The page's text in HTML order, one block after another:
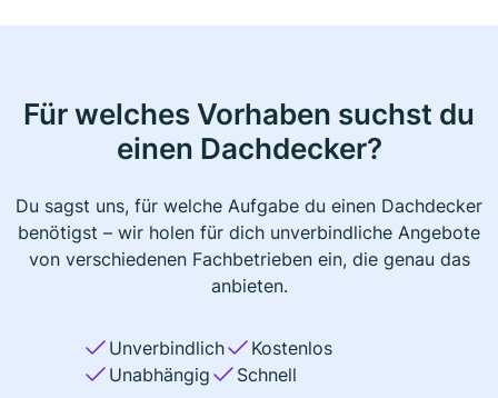
Für welches Vorhaben suchst du
einen Dachdecker?
Du sagst uns, für welche Aufgabe du einen Dachdecker
benötigst – wir holen für dich unverbindliche Angebote
von verschiedenen Fachbetrieben ein, die genau das
anbieten.
Unverbindlich
Kostenlos
Unabhängig
Schnell